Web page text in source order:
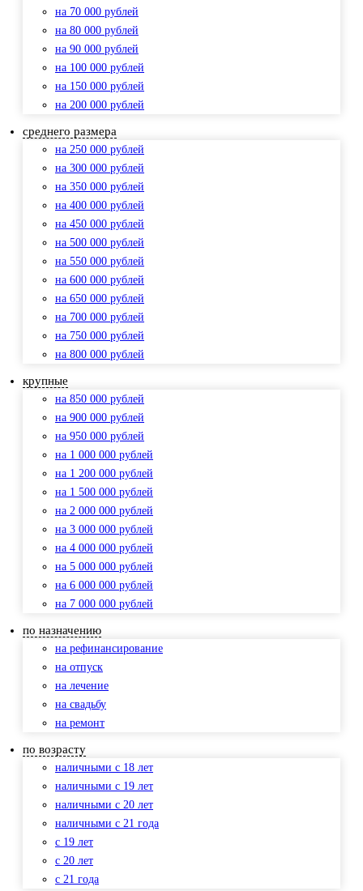
на 70 000 рублей
на 80 000 рублей
на 90 000 рублей
на 100 000 рублей
на 150 000 рублей
на 200 000 рублей
среднего размера
на 250 000 рублей
на 300 000 рублей
на 350 000 рублей
на 400 000 рублей
на 450 000 рублей
на 500 000 рублей
на 550 000 рублей
на 600 000 рублей
на 650 000 рублей
на 700 000 рублей
на 750 000 рублей
на 800 000 рублей
крупные
на 850 000 рублей
на 900 000 рублей
на 950 000 рублей
на 1 000 000 рублей
на 1 200 000 рублей
на 1 500 000 рублей
на 2 000 000 рублей
на 3 000 000 рублей
на 4 000 000 рублей
на 5 000 000 рублей
на 6 000 000 рублей
на 7 000 000 рублей
по назначению
на рефинансирование
на отпуск
на лечение
на свадьбу
на ремонт
по возрасту
наличными с 18 лет
наличными с 19 лет
наличными с 20 лет
наличными с 21 года
с 19 лет
с 20 лет
с 21 года